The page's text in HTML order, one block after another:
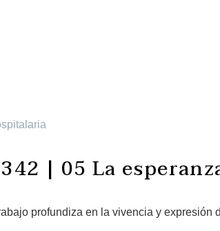
342 | 05 La
profundiza en la vivencia y